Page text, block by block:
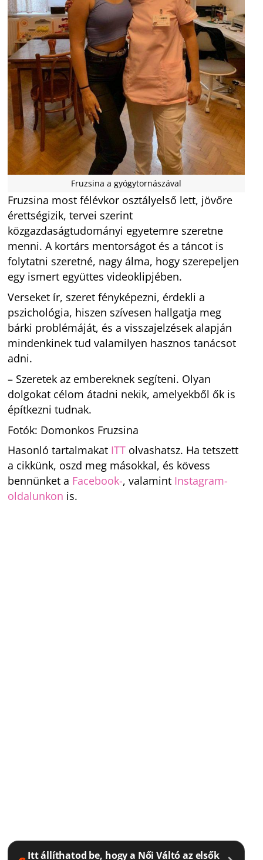
Fruzsina a gyógytornászával
Fruzsina most félévkor osztályelső lett, jövőre
érettségizik, tervei szerint
közgazdaságtudományi egyetemre szeretne
menni. A kortárs mentorságot és a táncot is
folytatni szeretné, nagy álma, hogy szerepeljen
egy ismert együttes videoklipjében.
Verseket ír, szeret fényképezni, érdekli a
pszichológia, hiszen szívesen hallgatja meg
bárki problémáját, és a visszajelzések alapján
mindenkinek tud valamilyen hasznos tanácsot
adni.
– Szeretek az embereknek segíteni. Olyan
dolgokat célom átadni nekik, amelyekből ők is
építkezni tudnak.
Fotók: Domonkos Fruzsina
Hasonló tartalmakat ITT olvashatsz. Ha tetszett
a cikkünk, oszd meg másokkal, és kövess
bennünket a Facebook-, valamint Instagram-
oldalunkon is.
Itt állíthatod be, hogy a Női Váltó az elsők